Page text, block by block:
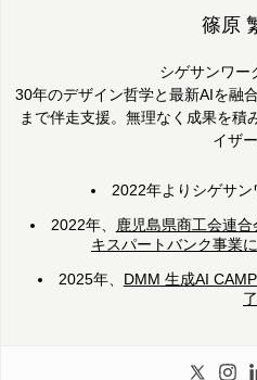
篠原
シゲサンワ
30年のデザイン哲学と最新AIを融
まで伴走支援。無理なく成果を積
イザー
2022年よりシゲサン
2022年、
鹿児島県商工会連
キスパートバンク事業
2025年、 DMM 生成AI
了